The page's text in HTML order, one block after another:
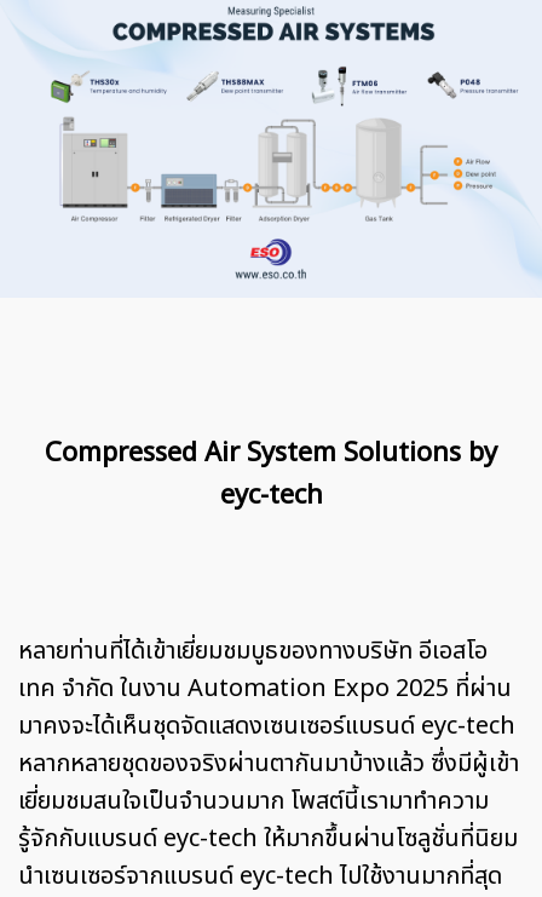
Compressed Air System Solutions by
eyc-tech
หลายท่านที่ได้เข้าเยี่ยมชมบูธของทางบริษัท อีเอสโอ
เทค จำกัด ในงาน Automation Expo 2025 ที่ผ่าน
มาคงจะได้เห็นชุดจัดแสดงเซนเซอร์แบรนด์ eyc-tech
หลากหลายชุดของจริงผ่านตากันมาบ้างแล้ว ซึ่งมีผู้เข้า
เยี่ยมชมสนใจเป็นจำนวนมาก โพสต์นี้เรามาทำความ
รู้จักกับแบรนด์ eyc-tech ให้มากขึ้นผ่านโซลูชั่นที่นิยม
นำเซนเซอร์จากแบรนด์ eyc-tech ไปใช้งานมากที่สุด